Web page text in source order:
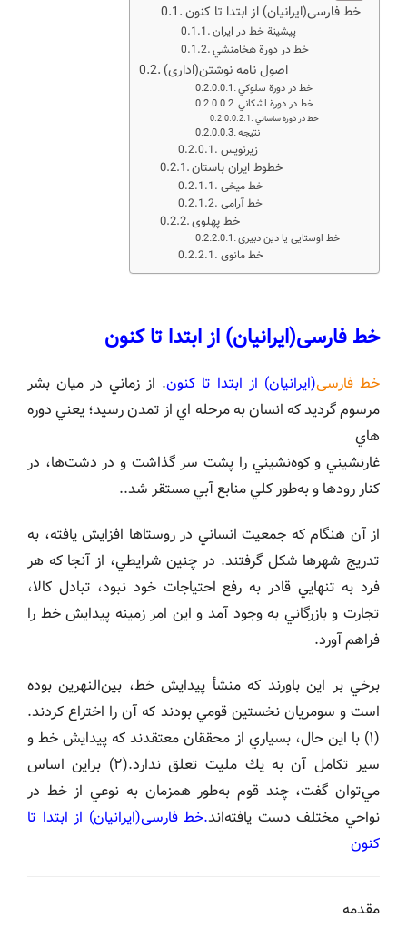
خط فارسی(ایرانیان) از ابتدا تا کنون
پيشينة خط در ايران
خط در دورة هخامنشي
اصول نامه نوشتن(اداری)
خط در دورة سلوكي
خط در دورة اشكاني
خط در دورة ساساني
نتيجه
زيرنويس
خطوط ایران باستان
خط میخی
خط آرامی
خط پهلوی
خط اوستایی یا دین دبیری
خط مانوی
خط فارسی(ایرانیان) از ابتدا تا کنون
خط فارسی(ایرانیان) از ابتدا تا کنون. از زماني در ميان بشر
مرسوم گرديد كه انسان به مرحله اي از تمدن رسيد؛ يعني دوره
هاي
غارنشيني و كوه‌نشيني را پشت سر گذاشت و در دشت‌ها، در
كنار رودها و به‌طور كلي منابع آبي مستقر شد..
از آن هنگام كه جمعيت انساني در روستاها افزايش يافته، به
تدريج شهرها شكل گرفتند. در چنين شرايطي، از آنجا كه هر
فرد به تنهايي قادر به رفع احتياجات خود نبود، تبادل كالا،
تجارت و بازرگاني به وجود آمد و اين امر زمينه پيدايش خط را
فراهم آورد.
برخي بر اين باورند كه منشأ پيدايش خط، بين‌النهرين بوده
است و سومريان نخستين قومي بودند كه آن را اختراع كردند.
(١) با اين حال، بسياري از محققان معتقدند كه پيدايش خط و
سير تكامل آن به يك مليت تعلق ندارد.(٢) براين اساس
مي‌توان گفت، چند قوم به‌طور همزمان به نوعي از خط در
نواحي مختلف دست يافته‌اند.خط فارسی(ایرانیان) از ابتدا تا
کنون
مقدمه